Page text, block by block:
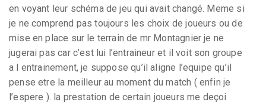
en voyant leur schéma de jeu qui avait changé. Meme si
je ne comprend pas toujours les choix de joueurs ou de
mise en place sur le terrain de mr Montagnier je ne
jugerai pas car c’est lui l’entraineur et il voit son groupe
a l entrainement, je suppose qu’il aligne l’equipe qu’il
pense etre la meilleur au moment du match ( enfin je
l’espere ). la prestation de certain joueurs me deçoi